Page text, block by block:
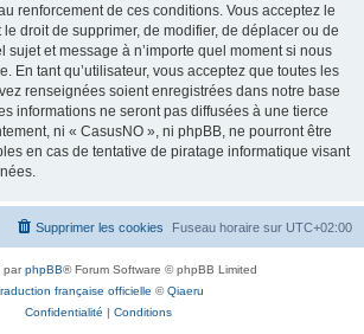
renforcement de ces conditions. Vous acceptez le
droit de supprimer, de modifier, de déplacer ou de
sujet et message à n’importe quel moment si nous
En tant qu’utilisateur, vous acceptez que toutes les
renseignées soient enregistrées dans notre base
informations ne seront pas diffusées à une tierce
ni « CasusNO », ni phpBB, ne pourront être
en cas de tentative de piratage informatique visant
Fuseau horaire sur UTC+02:00
Supprimer les cookies
parphpBB® Forum Software © phpBB Limited
française officielle ©Qiaeru
Confidentialité | Conditions